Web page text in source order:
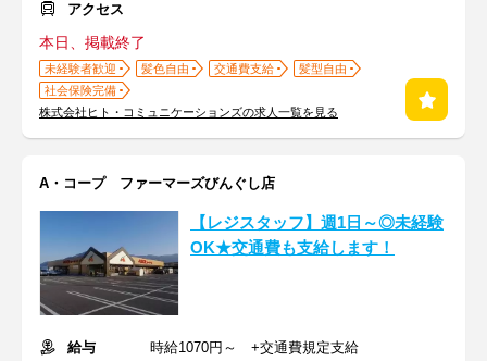
アクセス
本日、掲載終了
未経験者歓迎 髪色自由 交通費支給
髪型自由
社会保険完備
株式会社ヒト・コミュニケーションズの求人一覧を見る
A・コープ ファーマーズびんぐし店
【レジスタッフ】週1日～◎未経験
OK★交通費も支給します！
給与
時給1070円～ +交通費規定支給